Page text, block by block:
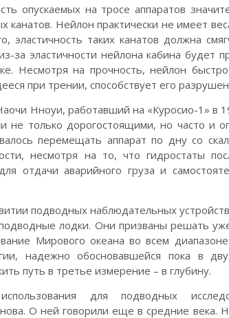
опускаемых на тросе аппаратов
канатов. Нейлон практически не имеет
эластичность таких канатов должна
за эластичности нейлона кабина будет
Несмотря на прочность, нейлон
при трении, способствует его
Нноуи, работавший на «Куросио-1» в
не только дорогостоящими, но часто и
перемещать аппарат по дну со
несмотря на то, что гидростаты
отдачи аварийного груза и
подводных наблюдательных
лодки. Они призваны решать
Мирового океана во всем
надежно обосновавшейся пока в
путь в третье измерение – в глубину.
для подводных
О ней говорили еще в средние века.